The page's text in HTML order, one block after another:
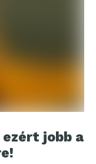
jobb a